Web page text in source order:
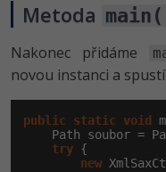
Metoda
Nakonec přidáme
novou instanci a
public static void
Path soubor =
try {
new